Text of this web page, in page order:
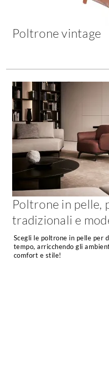
Poltrone vintage
Poltrone in pelle,
tradizionali e
Scegli le poltrone in pelle per
tempo, arricchendo gli
comfort e stile!